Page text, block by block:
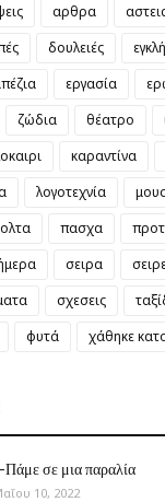
αρθρα
δουλειές
εργασία
ζώδια θέατρο
καραντίνα
λογοτεχνία
πασχα
σειρα
σχεσεις
φυτά χάθηκε
σε μια παραλία
10, 2022